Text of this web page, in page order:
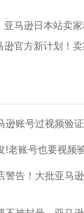
亚马逊日本站卖
逊官方新计划！